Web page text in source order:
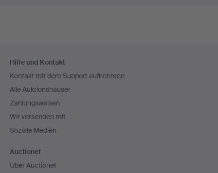
Navigation
Hilfe und Kontakt
Kontakt mit dem Support aufnehmen
Alle Auktionshäuser
Zahlungsweisen
Wir versenden mit
Soziale Medien
Auctionet
Über Auctionet